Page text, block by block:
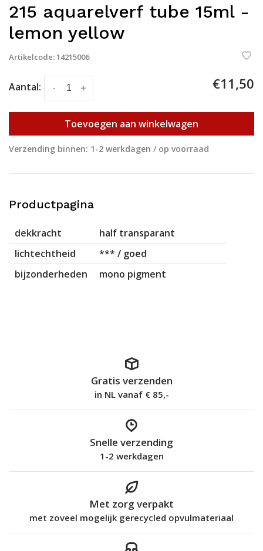
215 aquarelverf tube 15ml -
lemon yellow
Artikelcode:14215006
Aantal: +
- €11,50
Toevoegen aan winkelwagen
Verzending binnen: 1-2 werkdagen / op voorraad
Productpagina
dekkracht
half transparant
lichtechtheid
*** / goed
bijzonderheden
mono pigment
Gratis verzenden
in NL vanaf € 85,-
Snelle verzending
1-2 werkdagen
Met zorg verpakt
met zoveel mogelijk gerecycled opvulmateriaal